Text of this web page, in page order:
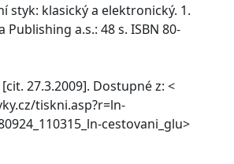
styk: klasický a elektronický. 1.
Publishing a.s.: 48 s. ISBN 80-
27.3.2009]. Dostupné z: <
tiskni.asp?r=ln-
cestovani_glu>